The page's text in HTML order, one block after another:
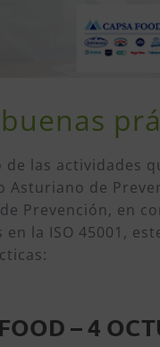
de las actividades
Asturiano de
Prevención, en
en la ISO 45001,
– 4